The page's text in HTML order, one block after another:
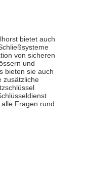
bietet auch
von sicheren
und
bieten sie auch
zusätzliche
Fragen rund